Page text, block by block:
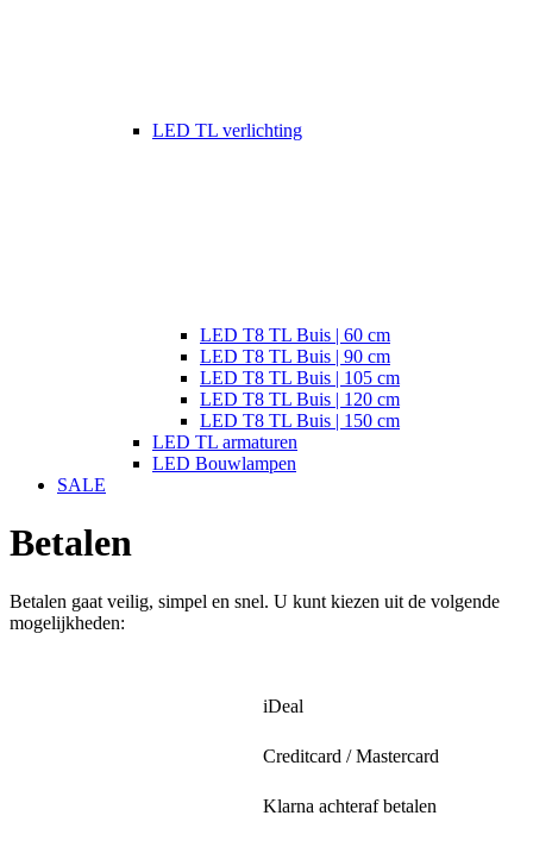
LED TL verlichting
LED T8 TL Buis | 60 cm
LED T8 TL Buis | 90 cm
LED T8 TL Buis | 105 cm
LED T8 TL Buis | 120 cm
LED T8 TL Buis | 150 cm
LED TL armaturen
LED Bouwlampen
SALE
Betalen
Betalen gaat veilig, simpel en snel. U kunt kiezen uit de volgende
mogelijkheden:
iDeal
Creditcard / Mastercard
Klarna achteraf betalen